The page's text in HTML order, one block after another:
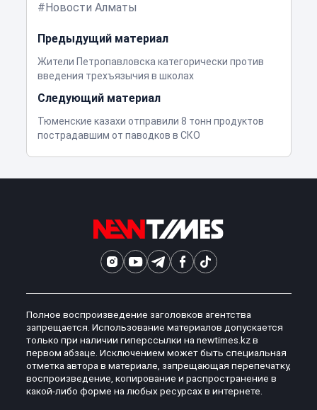
Новости Алматы
Предыдущий материал
Жители Петропавловска категорически против
введения трехъязычия в школах
Следующий материал
Тюменские казахи отправили 8 тонн продуктов
пострадавшим от паводков в СКО
Полное воспроизведение заголовков агентства
запрещается. Использование материалов допускается
только при наличии гиперссылки на newtimes.kz в
первом абзаце. Исключением может быть специальная
отметка автора в материале, запрещающая перепечатку,
воспроизведение, копирование и распространение в
какой-либо форме на любых ресурсах в интернете.